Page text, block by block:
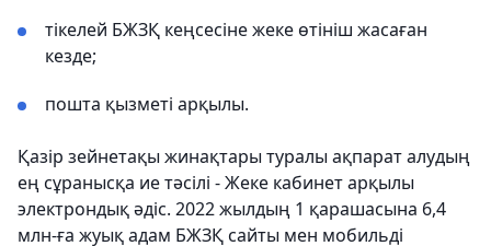
тікелей БЖЗҚ кеңсесіне жеке өтініш жасаған
кезде;
пошта қызметі арқылы.
Қазір зейнетақы жинақтары туралы ақпарат алудың
ең сұранысқа ие тәсілі - Жеке кабинет арқылы
электрондық әдіс. 2022 жылдың 1 қарашасына 6,4
млн-ға жуық адам БЖЗҚ сайты мен мобильді